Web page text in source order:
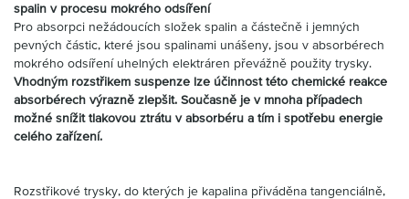
CS
Přihlásit se
CZK
Nákupní seznam
spalin v procesu mokrého odsíření
Pro absorpci nežádoucích složek spalin a částečně i jemných
pevných částic, které jsou spalinami unášeny, jsou v absorbérech
mokrého odsíření uhelných elektráren převážně použity trysky.
Vhodným rozstřikem suspenze lze účinnost této chemické reakce
absorbérech výrazně zlepšit. Současně je v mnoha případech
možné snížit tlakovou ztrátu v absorbéru a tím i spotřebu energie
celého zařízení.
Rozstřikové trysky, do kterých je kapalina přiváděna tangenciálně,